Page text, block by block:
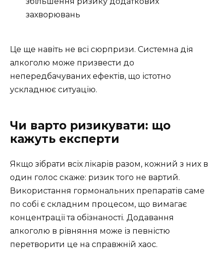
захворювань
Це ще навіть не всі сюрпризи. Системна дія
алкоголю може призвести до
непередбачуваних ефектів, що істотно
ускладнює ситуацію.
Чи варто ризикувати: що
кажуть експерти
Якщо зібрати всіх лікарів разом, кожний з них в
один голос скаже: ризик того не вартий.
Використання гормональних препаратів саме
по собі є складним процесом, що вимагає
концентрації та обізнаності. Додавання
алкоголю в рівняння може із певністю
перетворити це на справжній хаос.